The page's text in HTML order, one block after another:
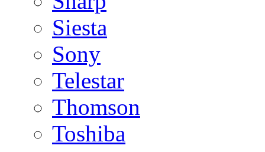
Siesta
Sony
Telestar
Thomson
Toshiba